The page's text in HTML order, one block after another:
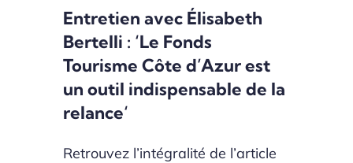
Appels à projets
Entretien avec Élisabeth
Bertelli : ‘Le Fonds
Tourisme Côte d’Azur est
un outil indispensable de la
relance‘
Retrouvez l’intégralité de l’article